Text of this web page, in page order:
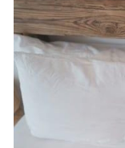
[XIAOYU语画界
[Xiuren秀人网